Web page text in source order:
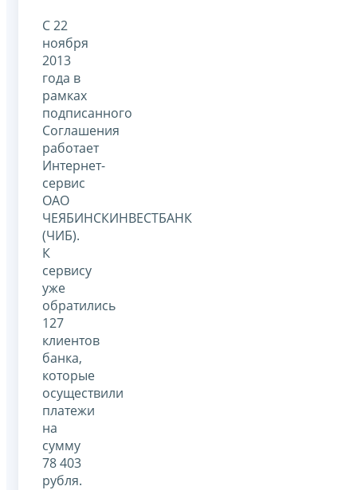
С 22
ноября
2013
года в
рамках
подписанного
Соглашения
работает
Интернет-
сервис
ОАО
ЧЕЯБИНСКИНВЕСТБАНК
(ЧИБ).
К
сервису
уже
обратились
127
клиентов
банка,
которые
осуществили
платежи
на
сумму
78 403
рубля.